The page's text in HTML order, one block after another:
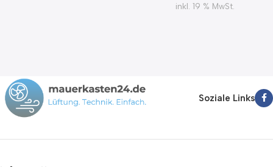
inkl. 19 % MwSt.
Soziale Links